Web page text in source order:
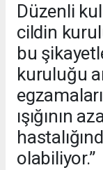
Düzenli
cildin
bu
kuruluğu
ışığının
olabiliyor.”